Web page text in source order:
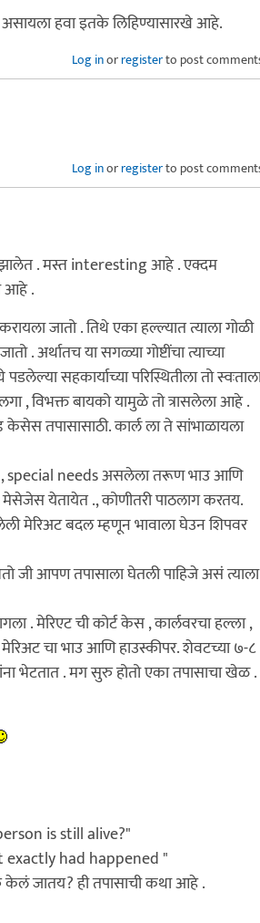
असायला हवा इतके लिहिण्यासारखे आहे.
Log inorregisterto post
Log inorregisterto post
झालेत . मस्त interesting आहे . एक्दम
आहे .
जातो . तिथे एका हल्ल्यात त्याला गोळी
. अर्थातच या सगळ्या गोष्टींचा त्याच्या
सहकार्याच्या परिस्थितीला तो
, विभक्त बायको यामुळे तो त्रासलेला आहे .
तपासासाठी. कार्ल ला ते सांभाळायला
, special needs असलेला तरूण भाउ आणि
मेसेजेस येतायेत ., कोणीतरी पाठलाग करतय.
मेरिअट बदल म्हणून भावाला घेउन शिपवर
जी आपण तपासाला घेतली पाहिजे असं त्याला
. मेरिएट ची कोर्ट केस , कार्लवरचा हल्ला ,
चा भाउ आणि हाउस्कीपर. शेवटच्या ७-८
भेटतात . मग सुरु होतो एका तपासाचा खेळ .
is still alive?"
exactly had happened "
केलं जातय? ही तपासाची कथा आहे .